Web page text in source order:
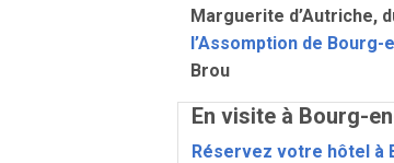
Marguerite d’Autriche,
l’Assomption de Bourg-
Brou
En visite à Bourg-
Réservez votre hôtel à